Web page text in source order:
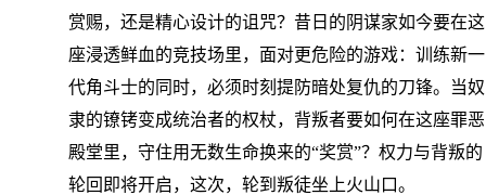
赏赐，还是精心设计的诅咒？昔日的阴谋家如今要在这
座浸透鲜血的竞技场里，面对更危险的游戏：训练新一
代角斗士的同时，必须时刻提防暗处复仇的刀锋。当奴
隶的镣铐变成统治者的权杖，背叛者要如何在这座罪恶
殿堂里，守住用无数生命换来的“奖赏”？权力与背叛的
轮回即将开启，这次，轮到叛徒坐上火山口。